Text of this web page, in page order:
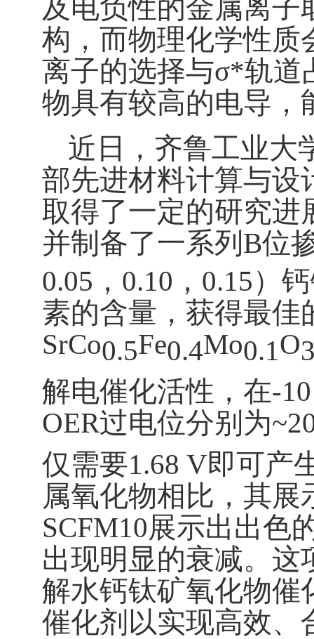
及电负性的金属离
构，而物理化学性质
离子的选择与σ*轨道
物具有较高的电导，
近日， 齐鲁工业大
部先进材料计算与设
取得了一定的研究进
并制备了一系列 B位
0.05 ， 0.10 ， 0.15）
素的含量 ， 获得最佳
SrCo0.5Fe0.4Mo0.1O
解电催化活性，在-
OER过电位分别为
仅 需要1.68 V即可产
属氧化物相比，其展
SCFM10展示出出色
出现明显的衰减。 这
解水钙钛矿氧化物催
催化剂以实现高效、